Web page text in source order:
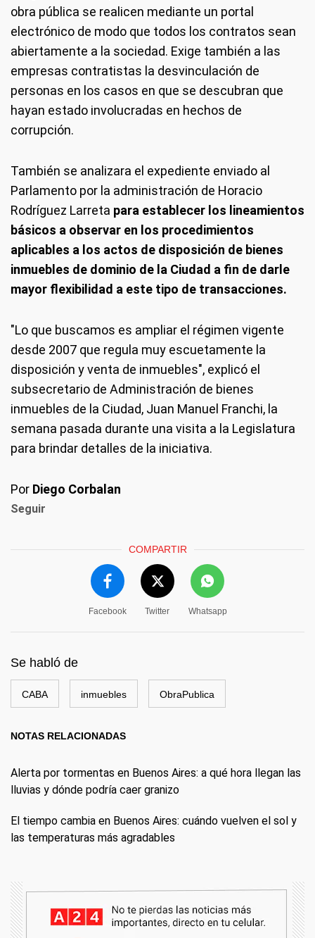
obra pública se realicen mediante un portal
electrónico de modo que todos los contratos sean
abiertamente a la sociedad. Exige también a las
empresas contratistas la desvinculación de
personas en los casos en que se descubran que
hayan estado involucradas en hechos de
corrupción.
También se analizara el expediente enviado al
Parlamento por la administración de Horacio
Rodríguez Larreta para establecer los lineamientos
básicos a observar en los procedimientos
aplicables a los actos de disposición de bienes
inmuebles de dominio de la Ciudad a fin de darle
mayor flexibilidad a este tipo de transacciones.
"Lo que buscamos es ampliar el régimen vigente
desde 2007 que regula muy escuetamente la
disposición y venta de inmuebles", explicó el
subsecretario de Administración de bienes
inmuebles de la Ciudad, Juan Manuel Franchi, la
semana pasada durante una visita a la Legislatura
para brindar detalles de la iniciativa.
Por Diego Corbalan
Seguir
COMPARTIR
Facebook Twitter Whatsapp
Se habló de
CABA inmuebles ObraPublica
NOTAS RELACIONADAS
Alerta por tormentas en Buenos Aires: a qué hora llegan las
lluvias y dónde podría caer granizo
El tiempo cambia en Buenos Aires: cuándo vuelven el sol y
las temperaturas más agradables